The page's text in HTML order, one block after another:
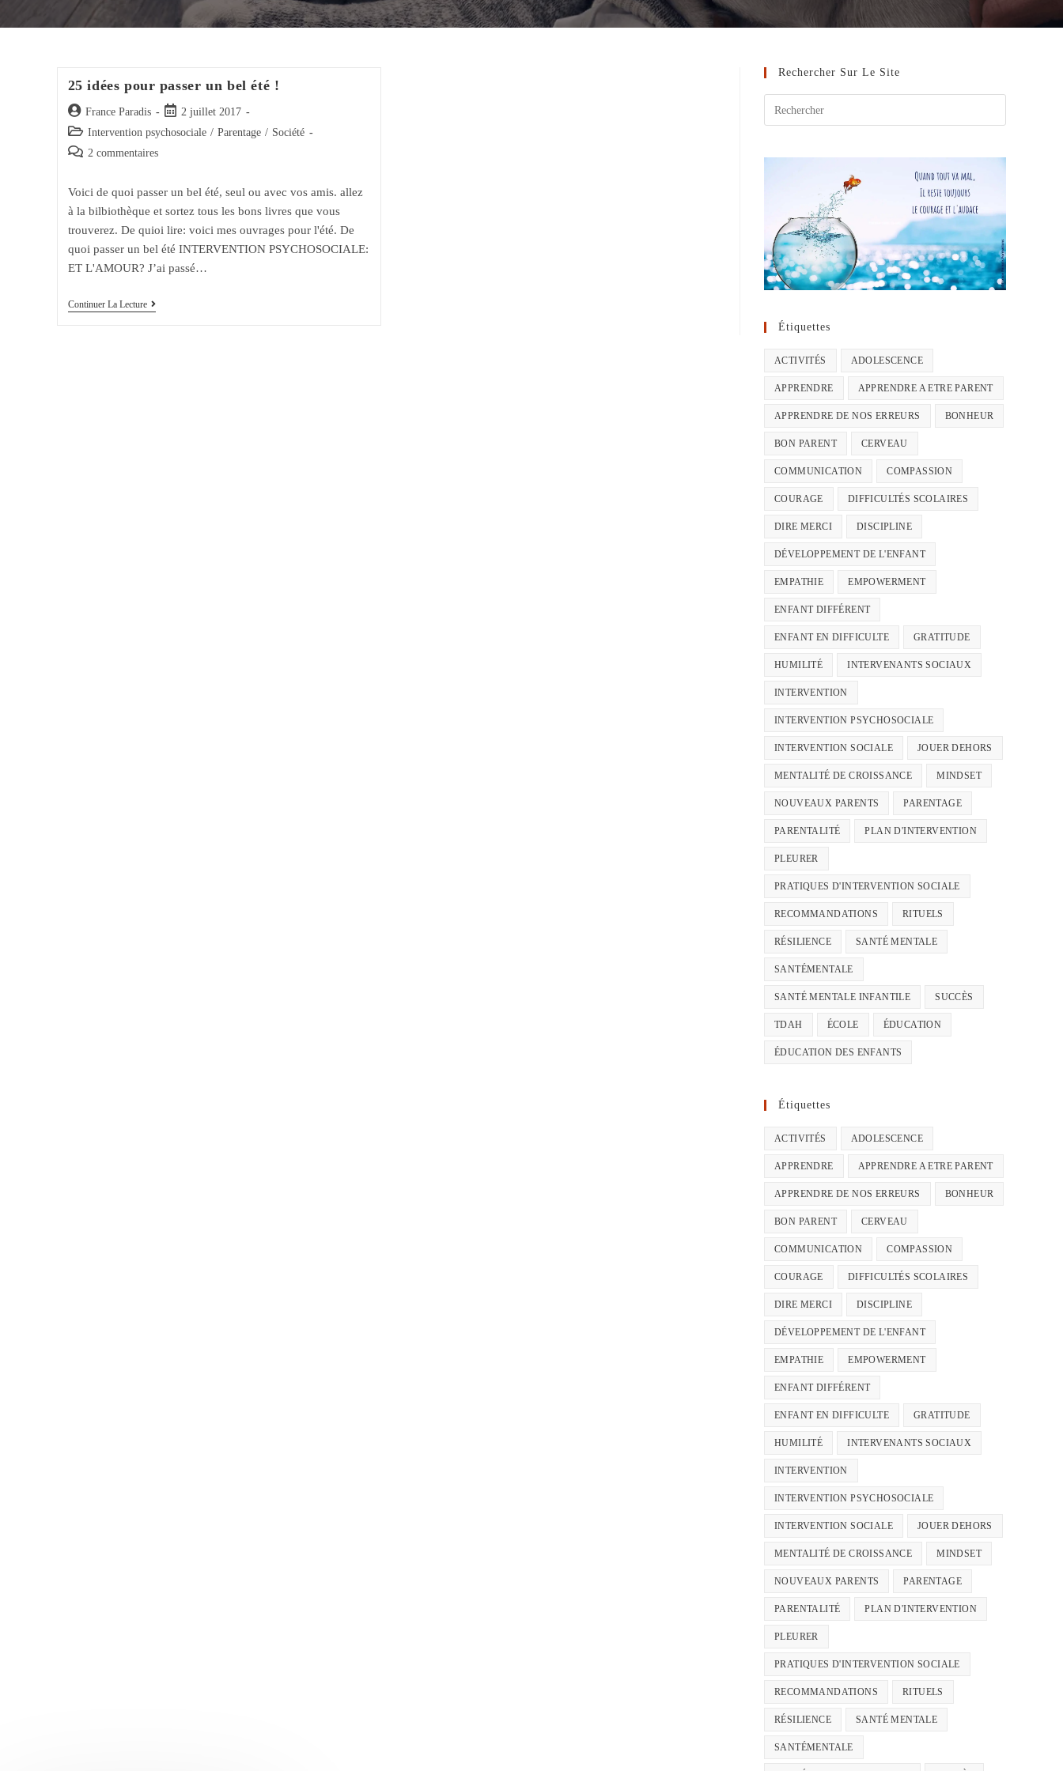
25 idées pour passer un bel été !
Auteur/autrice
de
la
publication :
France Paradis
Post
published:
2 juillet 2017
Post
category:
Intervention psychosociale / Parentage / Société
Post 2 commentaires
Voici de quoi passer un bel été, seul ou avec vos amis. allez
à la bilbiothèque et sortez tous les bons livres que vous
trouverez. De quioi lire: voici mes ouvrages pour l'été. De
quoi passer un bel été INTERVENTION PSYCHOSOCIALE:
ET L'AMOUR? J’ai passé…
Continuer La Lecture25
Rechercher Sur Le Site
Étiquettes
ACTIVITÉS ADOLESCENCE
APPRENDRE APPRENDRE A ETRE PARENT
APPRENDRE DE NOS ERREURS BONHEUR
BON PARENT CERVEAU
COMMUNICATION COMPASSION
COURAGE DIFFICULTÉS SCOLAIRES
DIRE MERCI DISCIPLINE
DÉVELOPPEMENT DE L'ENFANT
EMPATHIE EMPOWERMENT
ENFANT DIFFÉRENT
ENFANT EN DIFFICULTE GRATITUDE
HUMILITÉ INTERVENANTS SOCIAUX
INTERVENTION
INTERVENTION PSYCHOSOCIALE
INTERVENTION SOCIALE JOUER DEHORS
MENTALITÉ DE CROISSANCE MINDSET
NOUVEAUX PARENTS PARENTAGE
PARENTALITÉ PLAN D'INTERVENTION
PLEURER
PRATIQUES D'INTERVENTION SOCIALE
RECOMMANDATIONS RITUELS
RÉSILIENCE SANTÉ MENTALE
SANTÉMENTALE
SANTÉ MENTALE INFANTILE SUCCÈS
TDAH ÉCOLE ÉDUCATION
ÉDUCATION DES ENFANTS
Étiquettes
ACTIVITÉS ADOLESCENCE
APPRENDRE APPRENDRE A ETRE PARENT
APPRENDRE DE NOS ERREURS BONHEUR
BON PARENT CERVEAU
COMMUNICATION COMPASSION
COURAGE DIFFICULTÉS SCOLAIRES
DIRE MERCI DISCIPLINE
DÉVELOPPEMENT DE L'ENFANT
EMPATHIE EMPOWERMENT
ENFANT DIFFÉRENT
ENFANT EN DIFFICULTE GRATITUDE
HUMILITÉ INTERVENANTS SOCIAUX
INTERVENTION
INTERVENTION PSYCHOSOCIALE
INTERVENTION SOCIALE JOUER DEHORS
MENTALITÉ DE CROISSANCE MINDSET
NOUVEAUX PARENTS PARENTAGE
PARENTALITÉ PLAN D'INTERVENTION
PLEURER
PRATIQUES D'INTERVENTION SOCIALE
RECOMMANDATIONS RITUELS
RÉSILIENCE SANTÉ MENTALE
SANTÉMENTALE